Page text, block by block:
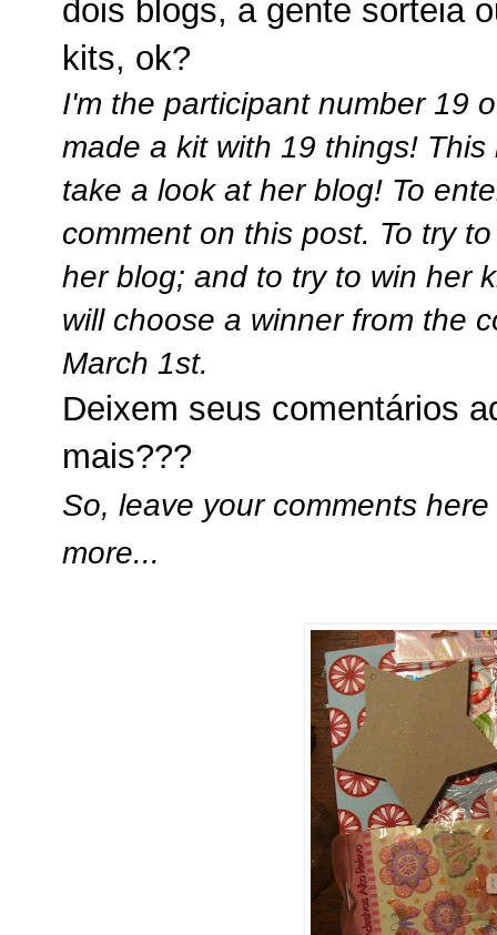
dois blogs, a gente sorteia
kits, ok?
I'm the participant number 19
made a kit with 19 things!
take a look at her blog! To
comment on this post. To try
her blog; and to try to win her
will choose a winner from the
March 1st.
Deixem seus comentários
mais???
So, leave your comments
more...